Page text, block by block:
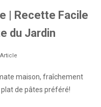
| Recette Facile
du Jardin
Article
maison, fraîchement
de pâtes préféré!